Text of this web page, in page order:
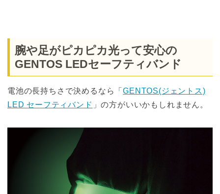
腕や足がピカピカ光って安心の
GENTOS LEDセーフティバンド
電池の長持ちさで決めるなら「GENTOS(ジェントス)
LED セーフティバンド 」の方がいいかもしれません。